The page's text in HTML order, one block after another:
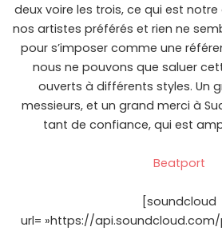
deux voire les trois, ce qui est
nos artistes préférés et rien ne
pour s’imposer comme une
nous ne pouvons que saluer
ouverts à différents styles. Un
messieurs, et un grand merci à
tant de confiance, qui est
Beatport
[soundcloud
url= »https://api.soundcloud.com/